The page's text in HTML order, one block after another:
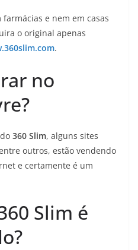
e nem em casas
o original apenas
.
no
360 Slim, alguns sites
outros, estão vendendo
e certamente é um
Slim é